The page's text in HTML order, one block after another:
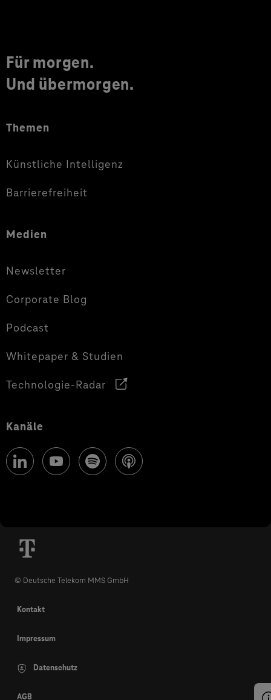
Für morgen.
Und übermorgen.
Themen
Künstliche Intelligenz
Barrierefreiheit
Medien
Newsletter
Corporate Blog
Podcast
Whitepaper & Studien
Technologie-Radar
Kanäle
© Deutsche Telekom MMS GmbH
Kontakt
Impressum
Datenschutz
AGB